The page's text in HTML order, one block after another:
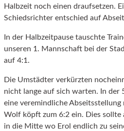
Halbzeit noch einen draufsetzen.
Schiedsrichter entschied auf
In der Halbzeitpause tauschte
unseren 1. Mannschaft bei der
auf 4:1.
Die Umstädter verkürzten
nicht lange auf sich warten. In der
eine veremindliche
Wolf köpft zum 6:2 ein. Dies sollte
in die Mitte wo Erol endlich zu